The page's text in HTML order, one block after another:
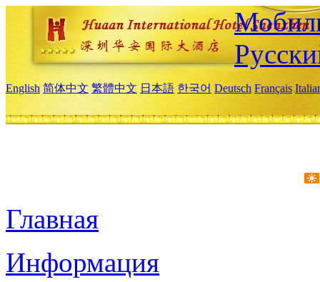
English 简体中文 繁體中文 日本語 한국어 Deutsch Français
Главная
Информация